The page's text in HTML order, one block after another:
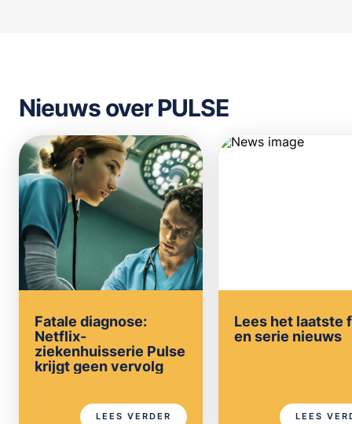
Nieuws over PULSE
Fatale diagnose:
Netflix-
ziekenhuisserie Pulse
krijgt geen vervolg
LEES VERDER
Lees het laatste
en serie nieuws
LEES